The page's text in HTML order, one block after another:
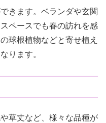
きます。ベランダや玄関
ペースでも春の訪れを感
球根植物などと寄せ植え
ります。
草丈など、様々な品種が